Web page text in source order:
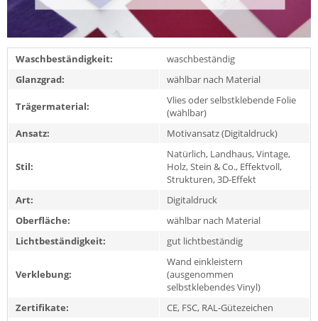
Waschbeständigkeit:
waschbeständig
Glanzgrad:
wählbar nach Material
Trägermaterial:
Vlies oder selbstklebende Folie
(wählbar)
Ansatz:
Motivansatz (Digitaldruck)
Stil:
Natürlich, Landhaus, Vintage,
Holz, Stein & Co., Effektvoll,
Strukturen, 3D-Effekt
Art:
Digitaldruck
Oberfläche:
wählbar nach Material
Lichtbeständigkeit:
gut lichtbeständig
Verklebung:
Wand einkleistern
(ausgenommen
selbstklebendes Vinyl)
Zertifikate:
CE, FSC, RAL-Gütezeichen